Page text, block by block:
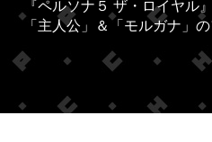
『ペルソナ５ ザ・ロイヤル
「主人公」＆「モルガナ」